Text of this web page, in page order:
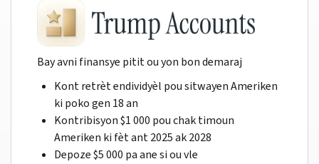
Bay avni finansye pitit ou yon bon demaraj
Kont retrèt endividyèl pou sitwayen Ameriken
ki poko gen 18 an
Kontribisyon $1 000 pou chak timoun
Ameriken ki fèt ant 2025 ak 2028
Depoze $5 000 pa ane si ou vle